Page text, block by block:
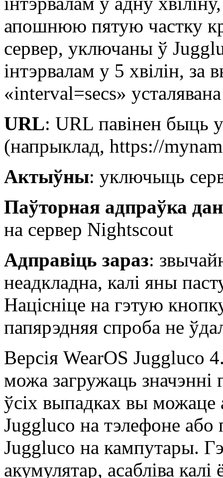
апошнюю пятую частку
сервер, уключаны ў
інтэрвалам у 5 хвілін,
«interval=secs»
URL: URL павінен быць
(напрыклад, https://
Актыўны: уключыць
Паўторная адпраўка
на сервер Nightscout
Адправіць зараз:
неадкладна, калі яны
Націсніце на гэтую
папярэдняя спроба не
Версія WearOS Juggluco
можа загружаць
ўсіх выпадках вы можаце
Juggluco на тэлефоне або
Juggluco на кампутары.
акумулятар, асабліва